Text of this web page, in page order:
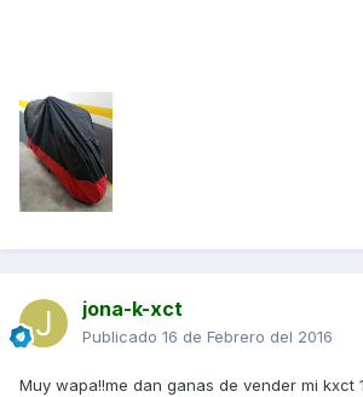
jona-k-xct
Publicado 16 de Febrero del 2016
Muy wapa!!me dan ganas de vender mi kxct